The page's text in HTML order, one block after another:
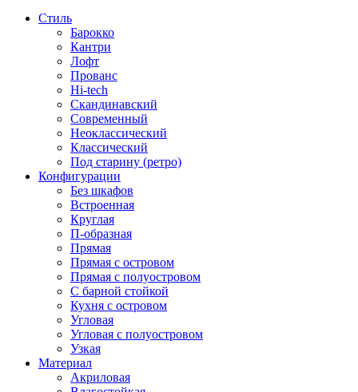
Стиль
Барокко
Кантри
Лофт
Прованс
Hi-tech
Скандинавский
Современный
Неоклассический
Классический
Под старину (ретро)
Конфигурации
Без шкафов
Встроенная
Круглая
П-образная
Прямая
Прямая с островом
Прямая с полуостровом
С барной стойкой
Кухня с островом
Угловая
Угловая с полуостровом
Узкая
Материал
Акриловая